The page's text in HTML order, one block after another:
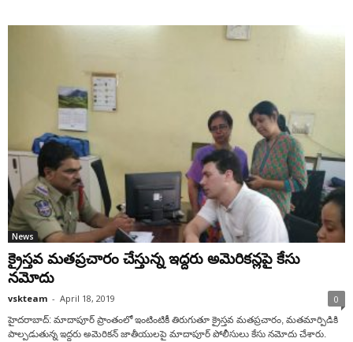
News
క్రైస్తవ మతప్రచారం చేస్తున్న ఇద్దరు అమెరికన్లపై కేసు
నమోదు
vskteam - April 18, 2019 0
హైదరాబాద్: మాదాపూర్ ప్రాంతంలో ఇంటింటికీ తిరుగుతూ క్రైస్తవ మతప్రచారం, మతమార్పిడికి
పాల్పడుతున్న ఇద్దరు అమెరికన్ జాతీయులపై మాదాపూర్ పోలీసులు కేసు నమోదు చేశారు.